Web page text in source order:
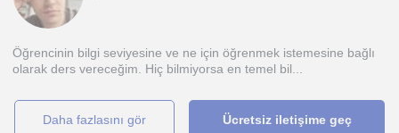
Öğrencinin bilgi seviyesine ve ne için öğrenmek istemesine bağlı
olarak ders vereceğim. Hiç bilmiyorsa en temel bil...
daha fazlasını gör Ücretsiz iletişime geç